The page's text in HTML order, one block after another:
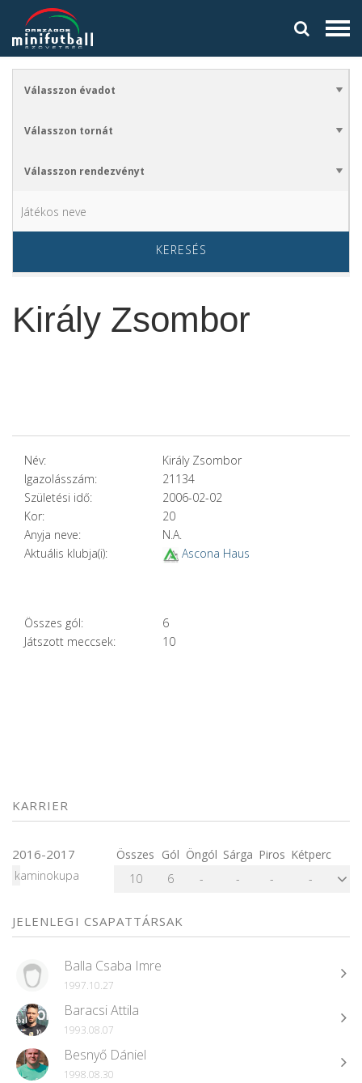
KERESÉS
Király Zsombor
Név:
Király Zsombor
Igazolásszám:
21134
Születési idő:
2006-02-02
Kor:
20
Anyja neve:
N.A.
Aktuális klubja(i):
Ascona Haus
Összes gól:
6
Játszott meccsek:
10
KARRIER
2016-2017 Összes Gól Öngól Sárga Piros Kétperc
kaminokupa
10 6 - - - -
JELENLEGI CSAPATTÁRSAK
Balla Csaba Imre
1997.10.27
Baracsi Attila
1993.08.07
Besnyő Dániel
1998.08.30